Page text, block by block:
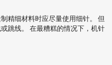
精细材料时应尽量使用细针。 但
跳线。 在最糟糕的情况下，机针